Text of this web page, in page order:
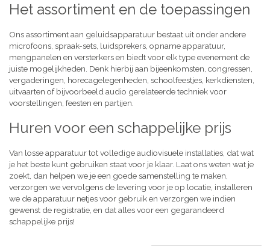
Het assortiment en de toepassingen
Ons assortiment aan geluidsapparatuur bestaat uit onder andere
microfoons, spraak-sets, luidsprekers, opname apparatuur,
mengpanelen en versterkers en biedt voor elk type evenement de
juiste mogelijkheden. Denk hierbij aan bijeenkomsten, congressen,
vergaderingen, horecagelegenheden, schoolfeestjes, kerkdiensten,
uitvaarten of bijvoorbeeld audio gerelateerde techniek voor
voorstellingen, feesten en partijen.
Huren voor een schappelijke prijs
Van losse apparatuur tot volledige audiovisuele installaties, dat wat
je het beste kunt gebruiken staat voor je klaar. Laat ons weten wat je
zoekt, dan helpen we je een goede samenstelling te maken,
verzorgen we vervolgens de levering voor je op locatie, installeren
we de apparatuur netjes voor gebruik en verzorgen we indien
gewenst de registratie, en dat alles voor een gegarandeerd
schappelijke prijs!